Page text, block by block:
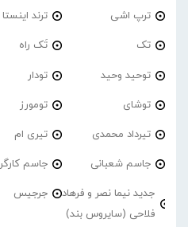
ترپ اشی ترند اینستا
تک تَک راه
توحید وحید تودار
توشای تومورز
تیرداد محمدی تیری ام
جاسم شعبانی جاسم کارگر
جدید نیما نصر و فرهاد
فلاحی (سایروس بند)
جرجیس